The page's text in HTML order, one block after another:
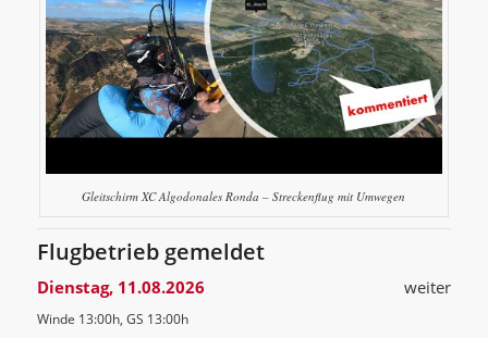
Gleitschirm XC Algodonales Ronda – Streckenflug mit Umwegen
Flugbetrieb gemeldet
Dienstag, 11.08.2026 weiter
Winde 13:00h, GS 13:00h